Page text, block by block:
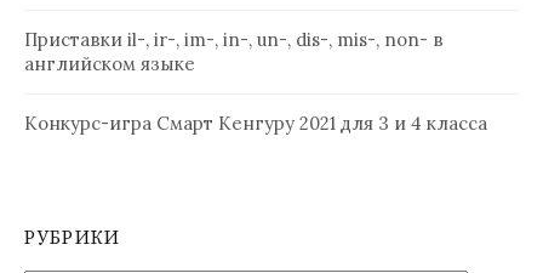
Приставки il-, ir-, im-, in-, un-, dis-, mis-, non- в
английском языке
Конкурс-игра Смарт Кенгуру 2021 для 3 и 4 класса
РУБРИКИ